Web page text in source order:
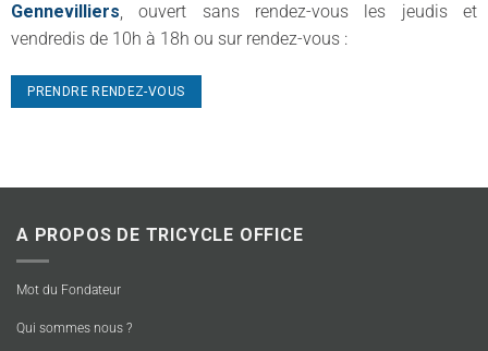
Gennevilliers, ouvert sans rendez-vous les jeudis et
vendredis de 10h à 18h ou sur rendez-vous :
PRENDRE RENDEZ-VOUS
A PROPOS DE TRICYCLE OFFICE
Mot du Fondateur
Qui sommes nous ?